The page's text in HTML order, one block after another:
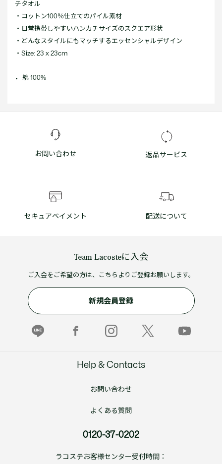
チタオル
・コットン100％仕立てのパイル素材
・日常携帯しやすいハンカチサイズのスクエア形状
・どんなスタイルにもマッチするエッセンシャルデザイン
・Size: 23 x 23cm
綿 100%
お問い合わせ 返品サービス
セキュアペイメント 配送について
Team Lacosteに入会
ご入会をご希望の方は、こちらよりご登録お願いします。
新規会員登録
Help & Contacts
お問い合わせ
よくある質問
0120-37-0202
ラコステお客様センター受付時間：